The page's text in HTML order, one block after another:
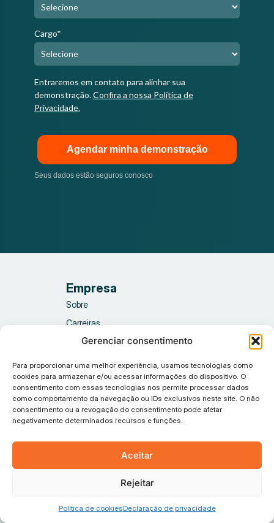
Gerenciar consentimento
Para proporcionar uma melhor experiência, usamos tecnologias como
cookies para armazenar e/ou acessar informações do dispositivo. O
consentimento com essas tecnologias nos permite processar dados
como comportamento da navegação ou IDs exclusivos neste site. O não
consentimento ou a revogação do consentimento pode afetar
negativamente determinados recursos e funções.
Aceitar
Rejeitar
Política de cookiesDeclaração de privacidade
Cargo*
Entraremos em contato para alinhar sua
demonstração.Confira a nossa Política de
Privacidade.
Agendar minha demonstração
Seus dados estão seguros conosco
Empresa
Sobre
Carreiras
Academia
Sistema
API
Status Tiflux
Canal de suporte
Termos de uso